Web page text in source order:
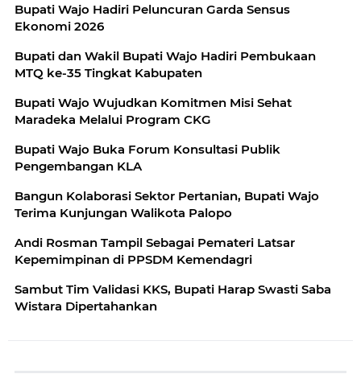
Bupati Wajo Hadiri Peluncuran Garda Sensus
Ekonomi 2026
Bupati dan Wakil Bupati Wajo Hadiri Pembukaan
MTQ ke-35 Tingkat Kabupaten
Bupati Wajo Wujudkan Komitmen Misi Sehat
Maradeka Melalui Program CKG
Bupati Wajo Buka Forum Konsultasi Publik
Pengembangan KLA
Bangun Kolaborasi Sektor Pertanian, Bupati Wajo
Terima Kunjungan Walikota Palopo
Andi Rosman Tampil Sebagai Pemateri Latsar
Kepemimpinan di PPSDM Kemendagri
Sambut Tim Validasi KKS, Bupati Harap Swasti Saba
Wistara Dipertahankan